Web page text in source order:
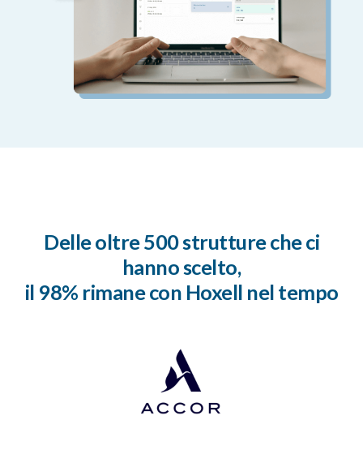
Delle oltre 500 strutture che ci
hanno scelto,
il 98% rimane con Hoxell nel tempo